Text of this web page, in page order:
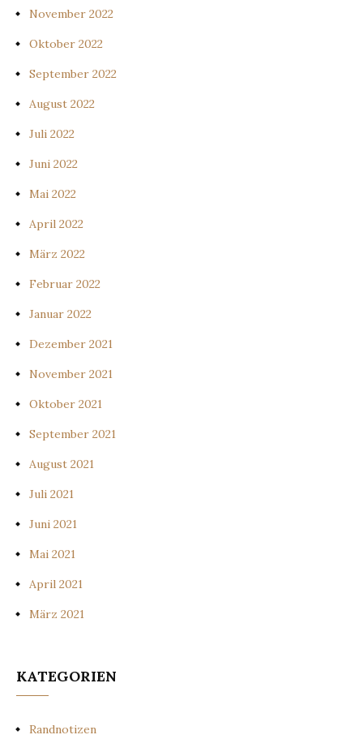
November 2022
Oktober 2022
September 2022
August 2022
Juli 2022
Juni 2022
Mai 2022
April 2022
März 2022
Februar 2022
Januar 2022
Dezember 2021
November 2021
Oktober 2021
September 2021
August 2021
Juli 2021
Juni 2021
Mai 2021
April 2021
März 2021
KATEGORIEN
Randnotizen